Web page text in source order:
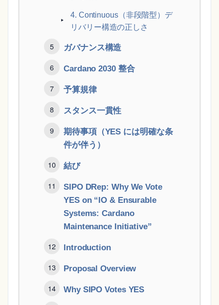
4. Continuous（非段階型）デ
リバリー構造の正しさ
ガバナンス構造
Cardano 2030 整合
予算規律
スタンス一貫性
期待事項（YES には明確な条
件が伴う）
結び
SIPO DRep: Why We Vote
YES on “IO & Ensurable
Systems: Cardano
Maintenance Initiative”
Introduction
Proposal Overview
Why SIPO Votes YES